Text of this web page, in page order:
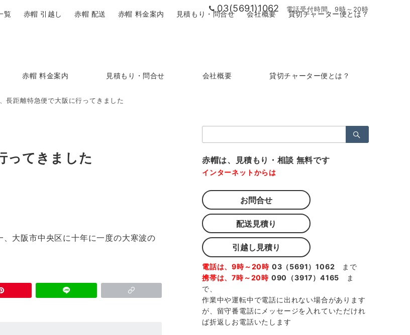
03(5691)1062 電話受付時間 9時～20時
赤帽 料金案内 見積もり・問合せ 会社概要 貸切チャーター便とは？
覧 赤帽 引越し 赤帽 配送 赤帽 料金案内 見積もり・問合せ 会社概要 貸切チャーター便とは？
長距離特急便で大阪に行ってきました
ってきました
大阪市中央区に十年に一度の大寒波の
索：
赤帽は、見積もり・相談 無料です
インターネットからは
お問合せ
配送見積り
引越し見積り
電話は、9時～20時 03（5691）1062 まで
携帯は、7時～20時 090（3917）4165 ま
で、
作業中や運転中で電話に出れない場合があります
が、留守番電話にメッセージを入れていただけれ
ば折返しお電話いたします